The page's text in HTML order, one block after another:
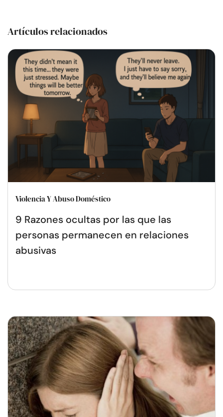
Artículos relacionados
Violencia Y Abuso Doméstico
9 Razones ocultas por las que las
personas permanecen en relaciones
abusivas